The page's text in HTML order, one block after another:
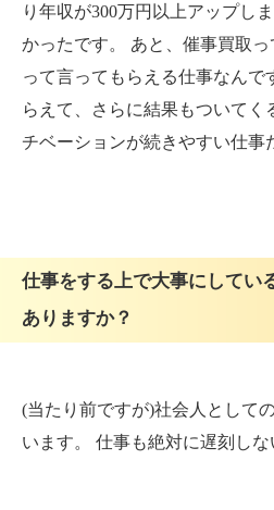
り年収が300万円以上アップし
かったです。 あと、催事買取っ
って言ってもらえる仕事なんで
らえて、さらに結果もついてく
チベーションが続きやすい仕事
仕事をする上で大事にしてい
ありますか？
(当たり前ですが)社会人として
います。 仕事も絶対に遅刻しな